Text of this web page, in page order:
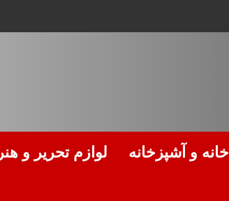
خانه و آشپزخانه لوازم تحریر و هنر